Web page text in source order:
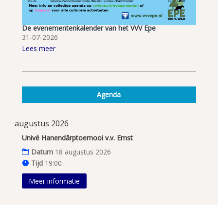
De evenementenkalender van het VVV Epe
31-07-2026
Lees meer
Agenda
augustus 2026
Univé Hanendârptoernooi v.v. Emst
Datum 18 augustus 2026
Tijd 19:00
Meer informatie